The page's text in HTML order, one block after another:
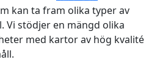
kan ta fram olika typer av
stödjer en mängd olika
med kartor av hög kvalité